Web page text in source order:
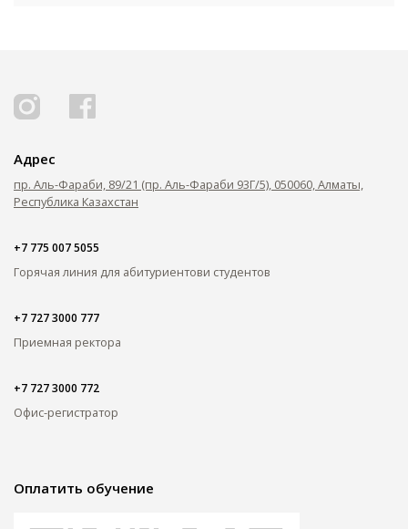
Адрес
пр. Аль-Фараби, 89/21 (пр. Аль-Фараби 93Г/5), 050060, Алматы,
Республика Казахстан
+7 775 007 5055
Горячая линия для абитуриентови студентов
+7 727 3000 777
Приемная ректора
+7 727 3000 772
Офис-регистратор
Оплатить обучение